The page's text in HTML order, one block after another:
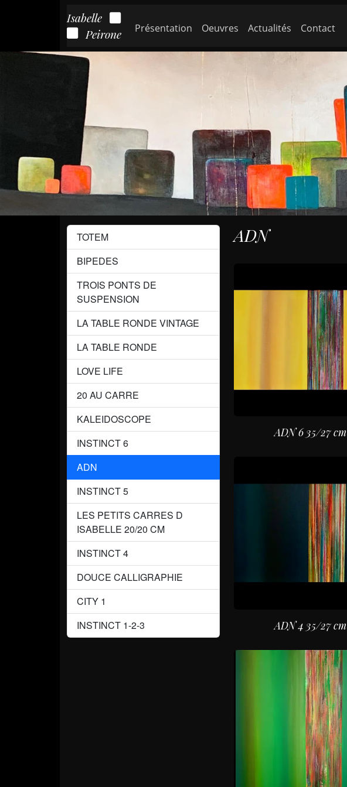
Isabelle
Peirone
Présentation Oeuvres Actualités Contact
TOTEM
BIPEDES
TROIS PONTS DE
SUSPENSION
LA TABLE RONDE VINTAGE
LA TABLE RONDE
LOVE LIFE
20 AU CARRE
KALEIDOSCOPE
INSTINCT 6
ADN
INSTINCT 5
LES PETITS CARRES D
ISABELLE 20/20 CM
INSTINCT 4
DOUCE CALLIGRAPHIE
CITY 1
INSTINCT 1-2-3
ADN
ADN 6 35/27 cm
ADN 4 35/27 cm